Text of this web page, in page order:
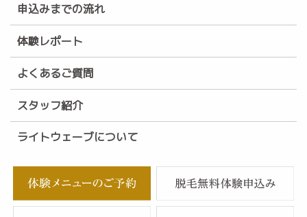
申込みまでの流れ
体験レポート
よくあるご質問
スタッフ紹介
ライトウェーブについて